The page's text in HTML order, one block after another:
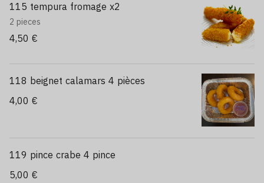
115 tempura fromage x2
2 pieces
4,50 €
118 beignet calamars 4 pièces
4,00 €
119 pince crabe 4 pince
5,00 €